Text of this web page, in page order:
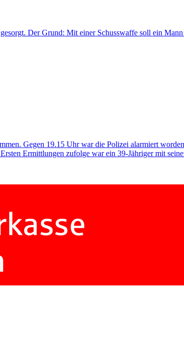
Der Grund: Mit einer Schusswaffe soll ein
Gegen 19.15 Uhr war die Polizei alarmiert
Ermittlungen zufolge war ein 39-Jähriger mit